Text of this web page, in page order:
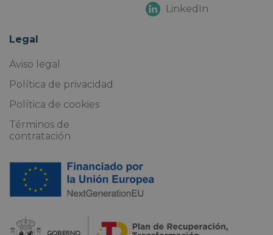
LinkedIn
Legal
Aviso legal
Política de privacidad
Política de cookies
Términos de
contratación